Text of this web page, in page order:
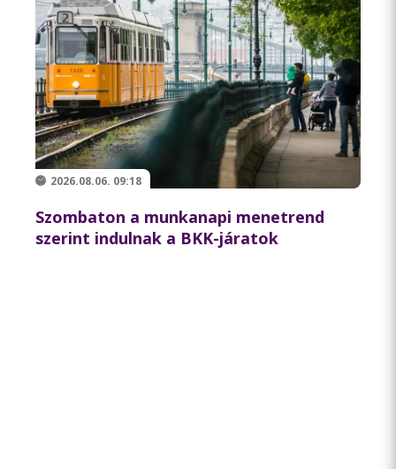
2026.08.06. 09:18
Szombaton a munkanapi menetrend
szerint indulnak a BKK-járatok